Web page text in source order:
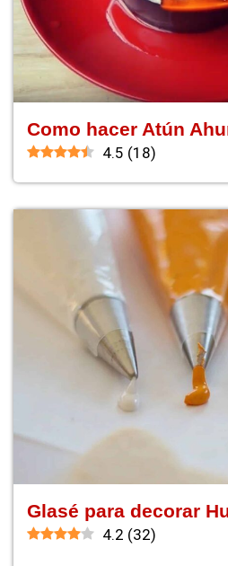
Como hacer Atún
4.5 (18)
Glasé para decorar
4.2 (32)